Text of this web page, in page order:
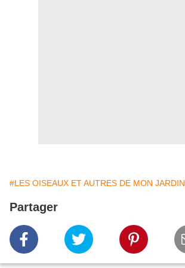
#LES OISEAUX ET AUTRES DE MON JARDIN
Partager